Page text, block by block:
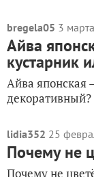
bregela05 3
Айва
кустарник
Айва японская
декоративный?
lidia352 25
Почему не
Почему не